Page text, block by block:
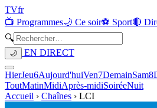
TVfr
📺 Programmes🌙 Ce soir⚽ Sport🔴
🔍
🌙 EN DIRECT
HierJeu6Aujourd'huiVen7DemainSam8
ToutMatinMidiAprès-midiSoiréeNuit
Accueil › Chaînes › LCI